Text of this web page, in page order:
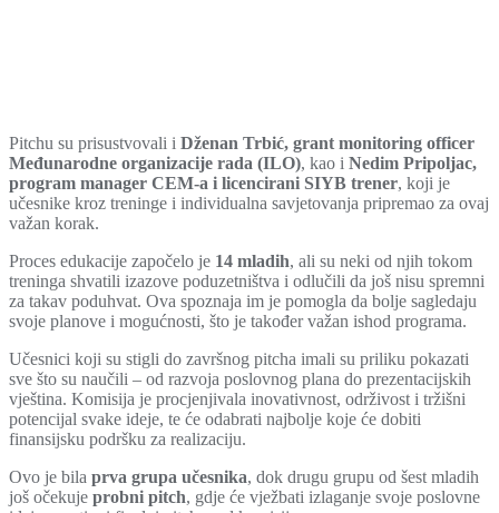
Pitchu su prisustvovali i Dženan Trbić, grant monitoring officer
Međunarodne organizacije rada (ILO), kao i Nedim Pripoljac,
program manager CEM-a i licencirani SIYB trener, koji je
učesnike kroz treninge i individualna savjetovanja pripremao za ovaj
važan korak.
Proces edukacije započelo je 14 mladih, ali su neki od njih tokom
treninga shvatili izazove poduzetništva i odlučili da još nisu spremni
za takav poduhvat. Ova spoznaja im je pomogla da bolje sagledaju
svoje planove i mogućnosti, što je također važan ishod programa.
Učesnici koji su stigli do završnog pitcha imali su priliku pokazati
sve što su naučili – od razvoja poslovnog plana do prezentacijskih
vještina. Komisija je procjenjivala inovativnost, održivost i tržišni
potencijal svake ideje, te će odabrati najbolje koje će dobiti
finansijsku podršku za realizaciju.
Ovo je bila prva grupa učesnika, dok drugu grupu od šest mladih
još očekuje probni pitch, gdje će vježbati izlaganje svoje poslovne